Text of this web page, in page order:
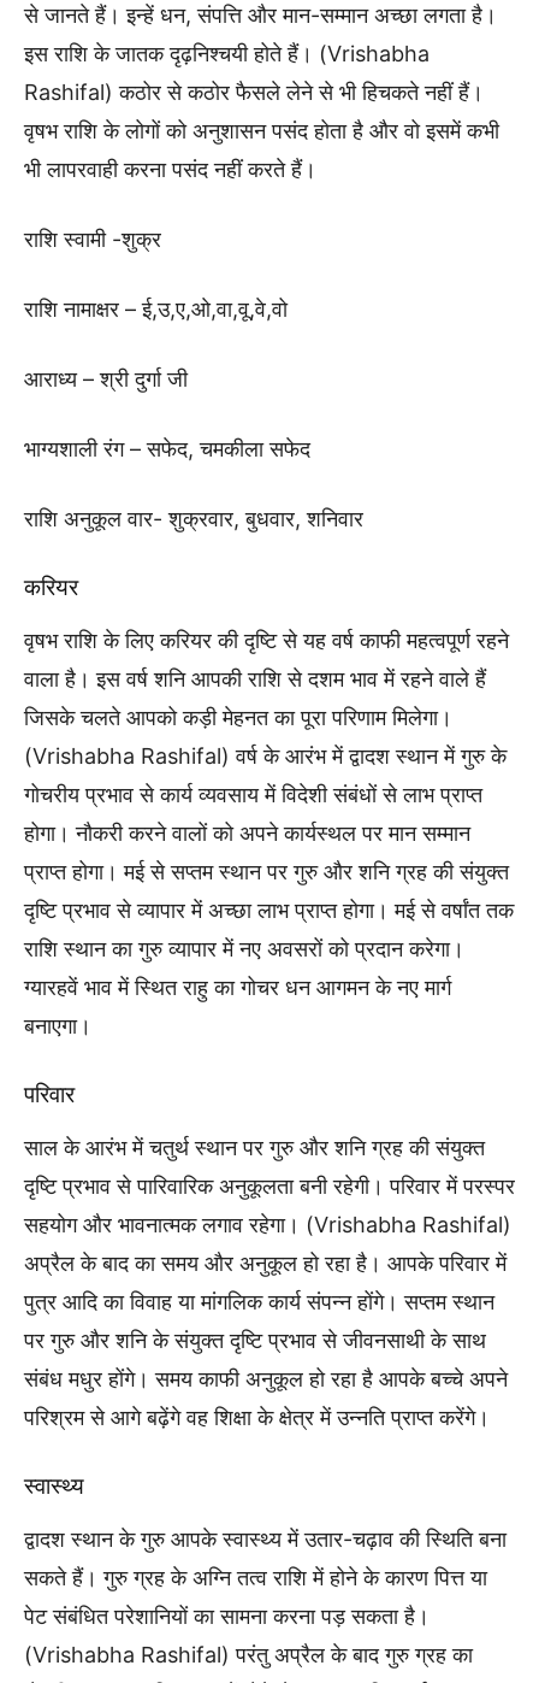
से जानते हैं। इन्हें धन, संपत्ति और मान-सम्मान अच्छा लगता है।
इस राशि के जातक दृढ़निश्चयी होते हैं। (Vrishabha
Rashifal) कठोर से कठोर फैसले लेने से भी हिचकते नहीं हैं।
वृषभ राशि के लोगों को अनुशासन पसंद होता है और वो इसमें कभी
भी लापरवाही करना पसंद नहीं करते हैं।
राशि स्वामी -शुक्र
राशि नामाक्षर – ई,उ,ए,ओ,वा,वू,वे,वो
आराध्य – श्री दुर्गा जी
भाग्यशाली रंग – सफेद, चमकीला सफेद
राशि अनुकूल वार- शुक्रवार, बुधवार, शनिवार
करियर
वृषभ राशि के लिए करियर की दृष्टि से यह वर्ष काफी महत्वपूर्ण रहने
वाला है। इस वर्ष शनि आपकी राशि से दशम भाव में रहने वाले हैं
जिसके चलते आपको कड़ी मेहनत का पूरा परिणाम मिलेगा।
(Vrishabha Rashifal) वर्ष के आरंभ में द्वादश स्थान में गुरु के
गोचरीय प्रभाव से कार्य व्यवसाय में विदेशी संबंधों से लाभ प्राप्त
होगा। नौकरी करने वालों को अपने कार्यस्थल पर मान सम्मान
प्राप्त होगा। मई से सप्तम स्थान पर गुरु और शनि ग्रह की संयुक्त
दृष्टि प्रभाव से व्यापार में अच्छा लाभ प्राप्त होगा। मई से वर्षांत तक
राशि स्थान का गुरु व्यापार में नए अवसरों को प्रदान करेगा।
ग्यारहवें भाव में स्थित राहु का गोचर धन आगमन के नए मार्ग
बनाएगा।
परिवार
साल के आरंभ में चतुर्थ स्थान पर गुरु और शनि ग्रह की संयुक्त
दृष्टि प्रभाव से पारिवारिक अनुकूलता बनी रहेगी। परिवार में परस्पर
सहयोग और भावनात्मक लगाव रहेगा। (Vrishabha Rashifal)
अप्रैल के बाद का समय और अनुकूल हो रहा है। आपके परिवार में
पुत्र आदि का विवाह या मांगलिक कार्य संपन्न होंगे। सप्तम स्थान
पर गुरु और शनि के संयुक्त दृष्टि प्रभाव से जीवनसाथी के साथ
संबंध मधुर होंगे। समय काफी अनुकूल हो रहा है आपके बच्चे अपने
परिश्रम से आगे बढ़ेंगे वह शिक्षा के क्षेत्र में उन्नति प्राप्त करेंगे।
स्वास्थ्य
द्वादश स्थान के गुरु आपके स्वास्थ्य में उतार-चढ़ाव की स्थिति बना
सकते हैं। गुरु ग्रह के अग्नि तत्व राशि में होने के कारण पित्त या
पेट संबंधित परेशानियों का सामना करना पड़ सकता है।
(Vrishabha Rashifal) परंतु अप्रैल के बाद गुरु ग्रह का